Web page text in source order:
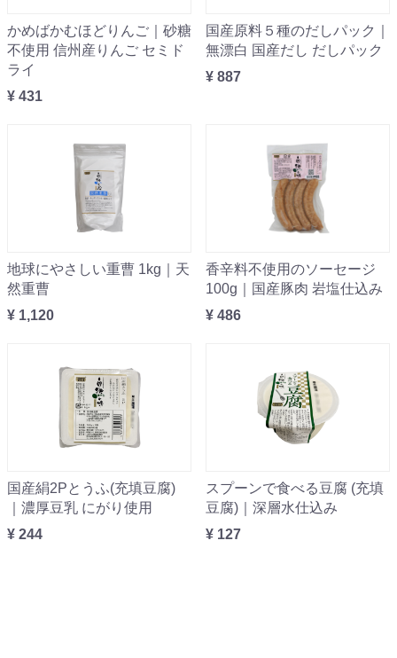
かめばかむほどりんご｜砂糖
不使用 信州産りんご セミド
ライ
¥ 431
国産原料５種のだしパック｜
無漂白 国産だし だしパック
¥ 887
地球にやさしい重曹 1kg｜天
然重曹
¥ 1,120
香辛料不使用のソーセージ
100g｜国産豚肉 岩塩仕込み
¥ 486
国産絹2Pとうふ(充填豆腐)
｜濃厚豆乳 にがり使用
¥ 244
スプーンで食べる豆腐 (充填
豆腐)｜深層水仕込み
¥ 127